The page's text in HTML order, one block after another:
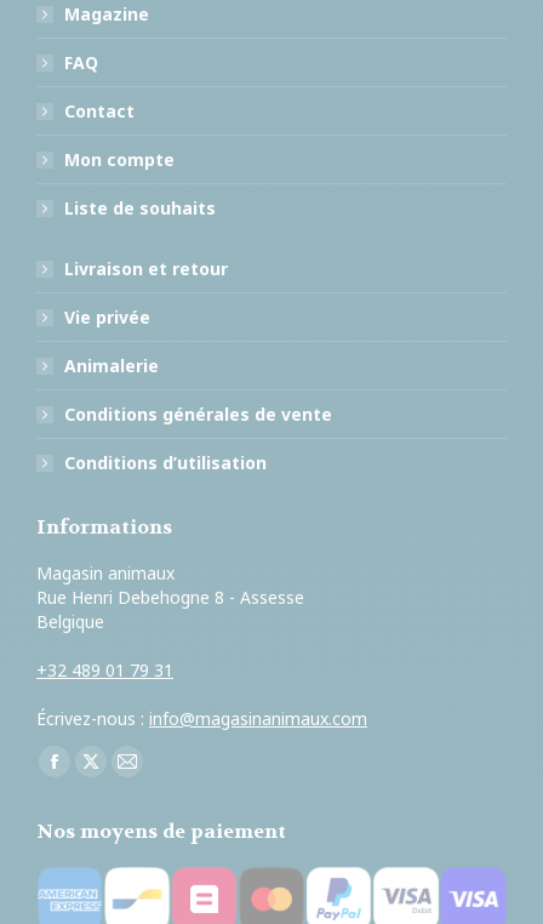
Magazine
FAQ
Contact
Mon compte
Liste de souhaits
Livraison et retour
Vie privée
Animalerie
Conditions générales de vente
Conditions d’utilisation
Informations
Magasin animaux
Rue Henri Debehogne 8 - Assesse
Belgique
+32 489 01 79 31
Écrivez-nous : info@magasinanimaux.com
Trouvez nous sur :
Facebook
opens
in
new
X
opens
in
new
E-
page
opens
in
Nos moyens de paiement